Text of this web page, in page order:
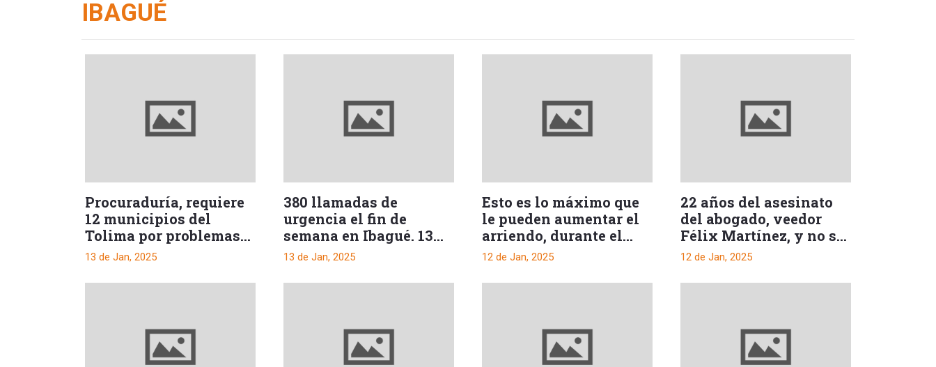
IBAGUÉ
Procuraduría, requiere
12 municipios del
Tolima por problemas
de recolección de
13 de Jan, 2025
380 llamadas de
urgencia el fin de
semana en Ibagué. 13
detenidos
13 de Jan, 2025
Esto es lo máximo que
le pueden aumentar el
arriendo, durante el
2025
12 de Jan, 2025
22 años del asesinato
del abogado, veedor
Félix Martínez, y no se
sabe quién lo ordenó
12 de Jan, 2025